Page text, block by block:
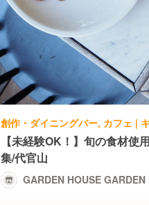
【未経験OK！】旬の食材使
集/代官山
GARDEN HOUSE